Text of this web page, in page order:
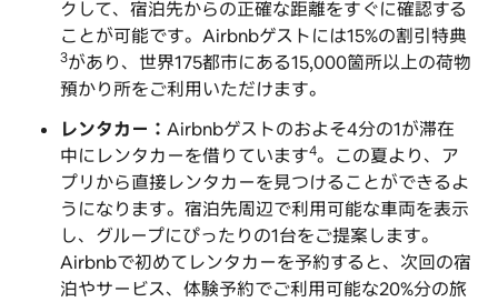
クして、宿泊先からの正確な距離をすぐに確認する
ことが可能です。Airbnbゲストには15%の割引特典
3があり、世界175都市にある15,000箇所以上の荷物
預かり所をご利用いただけます。
レンタカー： Airbnbゲストのおよそ4分の1が滞在
中にレンタカーを借りています4。この夏より、ア
プリから直接レンタカーを見つけることができるよ
うになります。宿泊先周辺で利用可能な車両を表示
し、グループにぴったりの1台をご提案します。
Airbnbで初めてレンタカーを予約すると、次回の宿
泊やサービス、体験予約でご利用可能な20%分の旅